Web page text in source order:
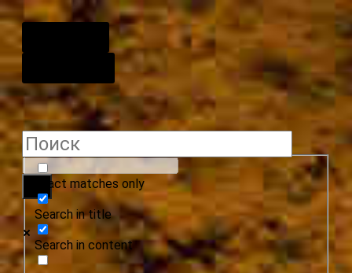
Exact matches only
Search in title
Search in content